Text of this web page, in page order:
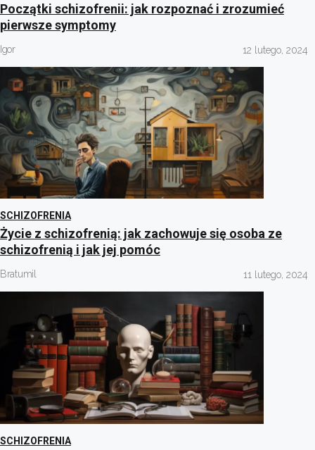
Początki schizofrenii: jak rozpoznać i zrozumieć
pierwsze symptomy
Igor 12 lutego, 2024
SCHIZOFRENIA
Życie z schizofrenią: jak zachowuje się osoba ze
schizofrenią i jak jej pomóc
Bratumil 11 lutego, 2024
SCHIZOFRENIA